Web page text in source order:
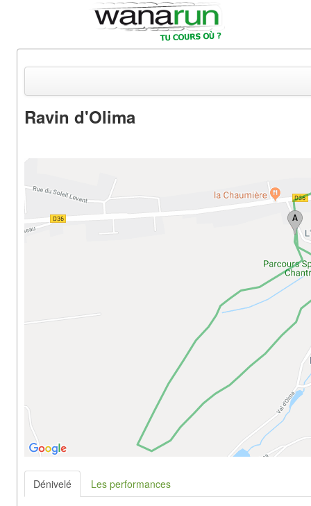
Parcours & Courses
Outils & Réseaux
Ravin d'Olima
Dénivelé Les performances